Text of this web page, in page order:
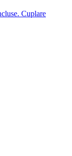
Cuplare